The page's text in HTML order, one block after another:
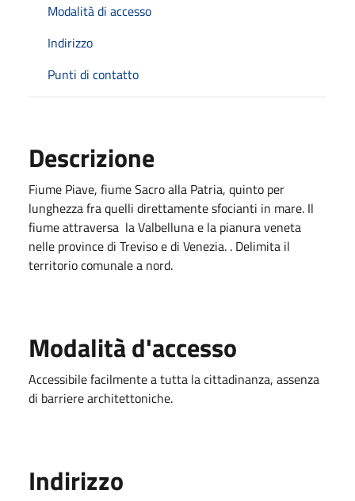
Modalità di accesso
Indirizzo
Punti di contatto
Descrizione
Fiume Piave, fiume Sacro alla Patria, quinto per
lunghezza fra quelli direttamente sfocianti in mare. Il
fiume attraversa la Valbelluna e la pianura veneta
nelle province di Treviso e di Venezia. . Delimita il
territorio comunale a nord.
Modalità d'accesso
Accessibile facilmente a tutta la cittadinanza, assenza
di barriere architettoniche.
Indirizzo